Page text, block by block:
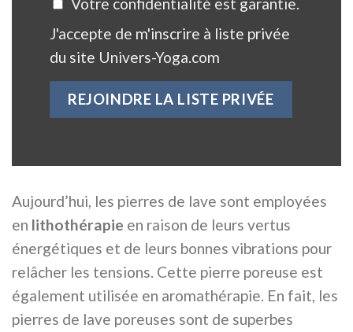
Votre confidentialité est garantie.
J'accepte de m'inscrire à liste privée
du site Univers-Yoga.com
Aujourd’hui, les pierres de lave sont employées
en lithothérapie en raison de leurs vertus
énergétiques et de leurs bonnes vibrations pour
relâcher les tensions. Cette pierre poreuse est
également utilisée en aromathérapie. En fait, les
pierres de lave poreuses sont de superbes